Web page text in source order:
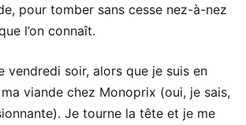
pour tomber sans cesse nez-à-nez
l’on connaît.
vendredi soir, alors que je suis en
viande chez Monoprix (oui, je sais,
Je tourne la tête et je me